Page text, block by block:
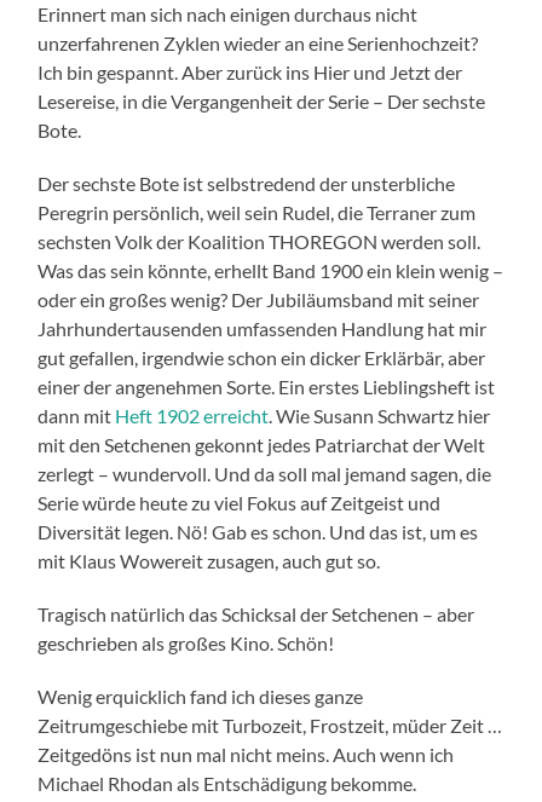
Erinnert man sich nach einigen durchaus nicht
unzerfahrenen Zyklen wieder an eine Serienhochzeit?
Ich bin gespannt. Aber zurück ins Hier und Jetzt der
Lesereise, in die Vergangenheit der Serie – Der sechste
Bote.
Der sechste Bote ist selbstredend der unsterbliche
Peregrin persönlich, weil sein Rudel, die Terraner zum
sechsten Volk der Koalition THOREGON werden soll.
Was das sein könnte, erhellt Band 1900 ein klein wenig –
oder ein großes wenig? Der Jubiläumsband mit seiner
Jahrhundertausenden umfassenden Handlung hat mir
gut gefallen, irgendwie schon ein dicker Erklärbär, aber
einer der angenehmen Sorte. Ein erstes Lieblingsheft ist
dann mit Heft 1902 erreicht . Wie Susann Schwartz hier
mit den Setchenen gekonnt jedes Patriarchat der Welt
zerlegt – wundervoll. Und da soll mal jemand sagen, die
Serie würde heute zu viel Fokus auf Zeitgeist und
Diversität legen. Nö! Gab es schon. Und das ist, um es
mit Klaus Wowereit zusagen, auch gut so.
Tragisch natürlich das Schicksal der Setchenen – aber
geschrieben als großes Kino. Schön!
Wenig erquicklich fand ich dieses ganze
Zeitrumgeschiebe mit Turbozeit, Frostzeit, müder Zeit …
Zeitgedöns ist nun mal nicht meins. Auch wenn ich
Michael Rhodan als Entschädigung bekomme.